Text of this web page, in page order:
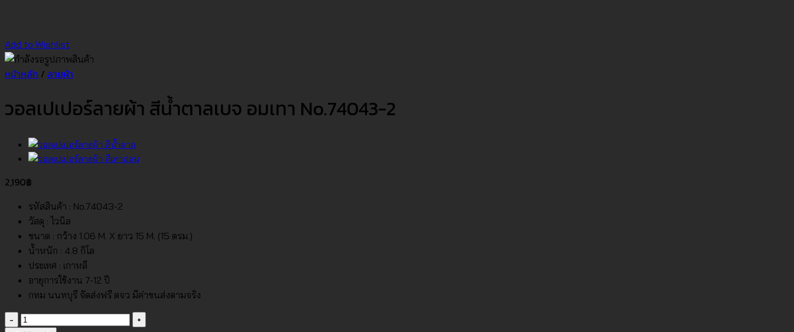
Add to Wishlist
หน้าหลัก / ลายผ้า
วอลเปเปอร์ลายผ้า สีน้ำตาลเบจ อมเทา No.74043-2
2,190฿
รหัสสินค้า : No.74043-2
วัสดุ : ไวนิล
ขนาด : กว้าง 1.06 M. X ยาว 15 M. (15 ตรม.)
น้ำหนัก : 4.8 กิโล
ประเทศ : เกาหลี
อายุการใช้งาน 7-12 ปี
กทม นนทบุรี จัดส่งฟรี ตจว มีค่าขนส่งตามจริง
จำนวน